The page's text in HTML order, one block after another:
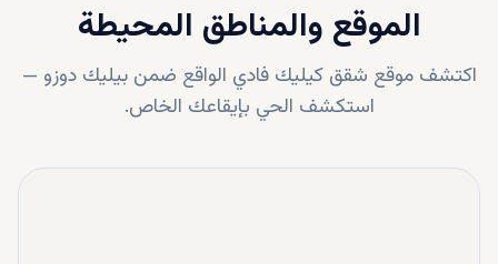
الموقع والمناطق المحيطة
اكتشف موقع شقق كيليك فادي الواقع ضمن بيليك دوزو —
استكشف الحي بإيقاعك الخاص.